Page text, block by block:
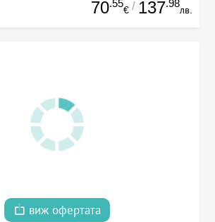
70.55
€ / 137.98
лв.
виж офертата